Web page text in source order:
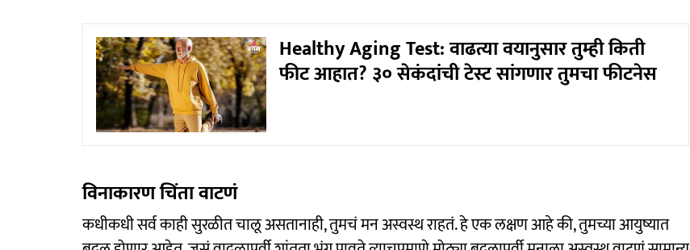
Healthy Aging Test: वाढत्या वयानुसार तुम्ही किती
फीट आहात? ३० सेकंदांची टेस्ट सांगणार तुमचा फीटनेस
विनाकारण चिंता वाटणं
कधीकधी सर्व काही सुरळीत चालू असतानाही, तुमचं मन अस्वस्थ राहतं. हे एक लक्षण आहे की, तुमच्या आयुष्यात